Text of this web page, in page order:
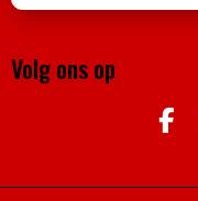
Volg ons op